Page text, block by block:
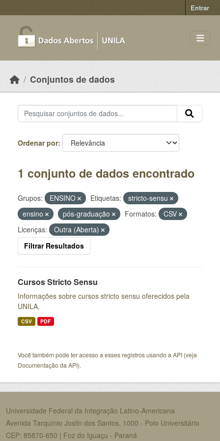
Entrar
Conjuntos de dados
Ordenar por
1 conjunto de dados encontrado
Grupos: ENSINO Etiquetas:
stricto-sensu
ensino
pós-graduação Formatos:
CSV
Licenças:
Outra (Aberta)
Filtrar Resultados
Cursos Stricto Sensu
Informações sobre cursos stricto sensu oferecidos pela
UNILA.
CSV PDF
Você também pode ter acesso a esses registros usando a API (veja
Documentação da API).
Universidade Federal da Integração Latino-Americana
Avenida Tarquínio Joslin dos Santos, 1000 - Polo Universitário
CEP: 85870-650 | Foz do Iguaçu - Paraná